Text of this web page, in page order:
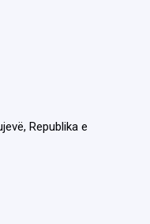
Republika e